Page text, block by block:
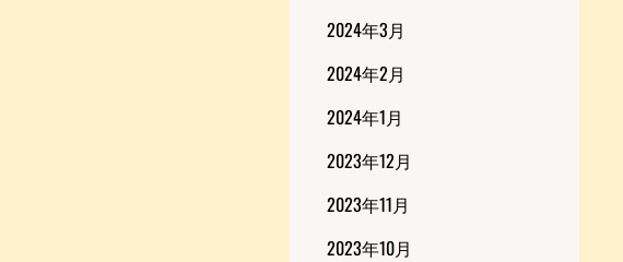
2024年3月
2024年2月
2024年1月
2023年12月
2023年11月
2023年10月